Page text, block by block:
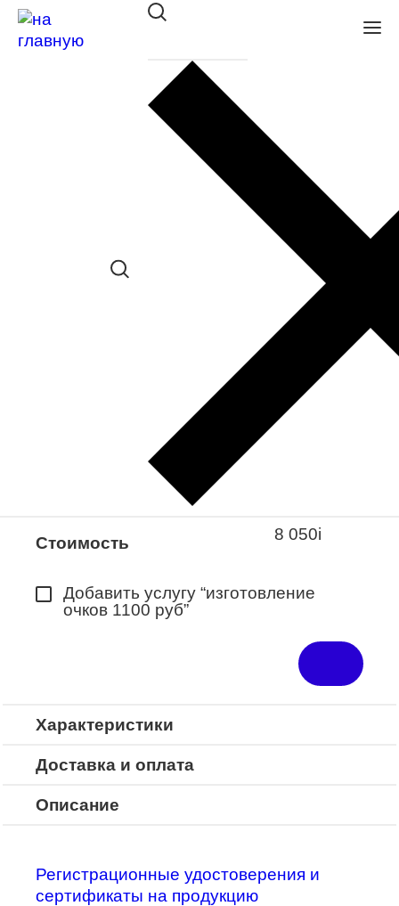
Оправа Megapolis 230 bordo
в наличии (До 5 шт.) *наличие товара в
конкретном салоне необходимо
Закажите понравившуюся модель
в ближайший салон “Оптик-Экспресс”.
*Доступно для Республики
Стоимость 8 050i
Добавить услугу “изготовление
очков 1100 руб”
Сравнить товар
Характеристики
Доставка и оплата
Описание
Регистрационные удостоверения и
сертификаты на продукцию